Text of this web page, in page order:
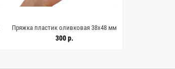
Пряжка пластик оливковая 38х48 мм
(R2) 28122515
300 р.